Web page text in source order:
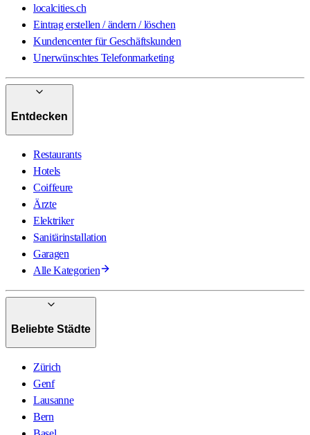
localcities.ch
Eintrag erstellen / ändern / löschen
Kundencenter für Geschäftskunden
Unerwünschtes Telefonmarketing
Entdecken
Restaurants
Hotels
Coiffeure
Ärzte
Elektriker
Sanitärinstallation
Garagen
Alle Kategorien
Beliebte Städte
Zürich
Genf
Lausanne
Bern